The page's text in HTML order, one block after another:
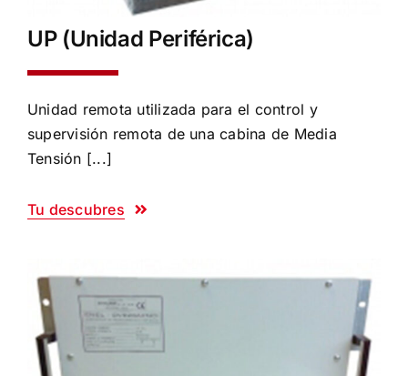
UP (Unidad Periférica)
Unidad remota utilizada para el control y
supervisión remota de una cabina de Media
Tensión [...]
Tu descubres